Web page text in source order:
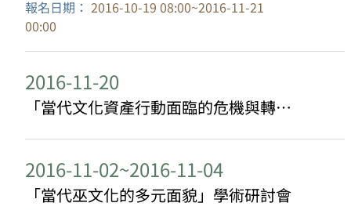
報名日期： 2016-10-19 08:00~2016-11-21
00:00
2016-11-20
「當代文化資產行動面臨的危機與轉機」圓桌論壇
2016-11-02~2016-11-04
「當代巫文化的多元面貌」學術研討會